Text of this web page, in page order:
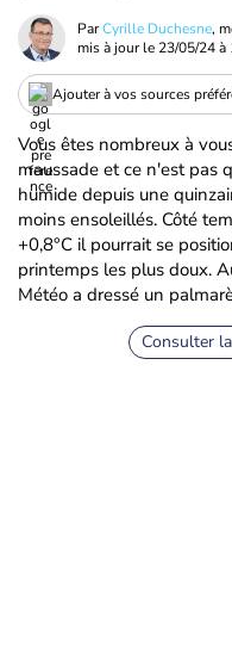
ParCyrille Duchesne,
mis à jour le 23/05/24 à
Ajouter à vos sources
Vous êtes nombreux à
maussade et ce n'est pas
humide depuis une
moins ensoleillés. Côté
+0,8°C il pourrait se
printemps les plus doux.
Météo a dressé un
Consulter